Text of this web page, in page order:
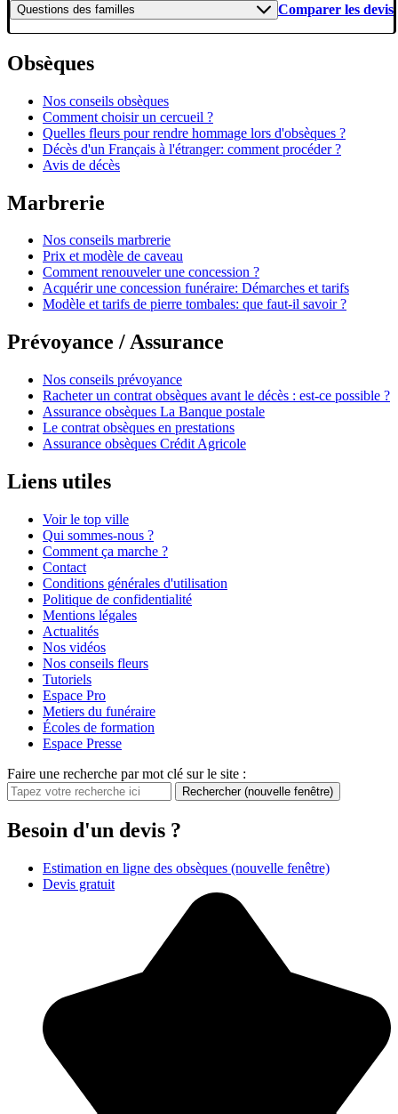
Questions des familles Comparer les devis
Obsèques
Nos conseils obsèques
Comment choisir un cercueil ?
Quelles fleurs pour rendre hommage lors d'obsèques ?
Décès d'un Français à l'étranger: comment procéder ?
Avis de décès
Marbrerie
Nos conseils marbrerie
Prix et modèle de caveau
Comment renouveler une concession ?
Acquérir une concession funéraire: Démarches et tarifs
Modèle et tarifs de pierre tombales: que faut-il savoir ?
Prévoyance / Assurance
Nos conseils prévoyance
Racheter un contrat obsèques avant le décès : est-ce possible ?
Assurance obsèques La Banque postale
Le contrat obsèques en prestations
Assurance obsèques Crédit Agricole
Liens utiles
Voir le top ville
Qui sommes-nous ?
Comment ça marche ?
Contact
Conditions générales d'utilisation
Politique de confidentialité
Mentions légales
Actualités
Nos vidéos
Nos conseils fleurs
Tutoriels
Espace Pro
Metiers du funéraire
Écoles de formation
Espace Presse
Faire une recherche par mot clé sur le site :
Rechercher (nouvelle fenêtre)
Besoin d'un devis ?
Estimation en ligne des obsèques (nouvelle fenêtre)
Devis gratuit